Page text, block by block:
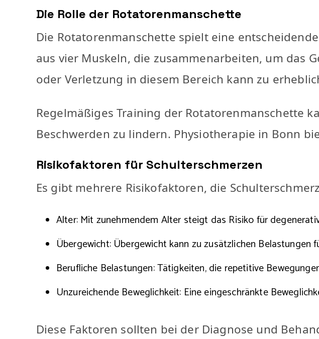
Die Rolle der Rotatorenmanschette
Die Rotatorenmanschette spielt eine
aus vier Muskeln, die zusammenarbeiten, um das
oder Verletzung in diesem Bereich kann zu
Regelmäßiges Training der Rotatorenmanschette
Beschwerden zu lindern. Physiotherapie in Bonn
Risikofaktoren für Schulterschmerzen
Es gibt mehrere Risikofaktoren, die
Alter: Mit zunehmendem Alter steigt das Risiko für
Übergewicht: Übergewicht kann zu zusätzlichen Belastungen
Berufliche Belastungen: Tätigkeiten, die repetitive
Unzureichende Beweglichkeit: Eine eingeschränkte
Diese Faktoren sollten bei der Diagnose und